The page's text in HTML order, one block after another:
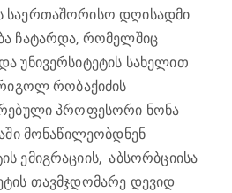
საერთაშორისო დღისადმი
ჩატარდა, რომელშიც
უნივერსიტეტის სახელით
რობაქიძის
პროფესორი ნონა
მონაწილეობდნენ
ემიგრაციის, აბსორბციისა
თავმჯდომარე დევიდ